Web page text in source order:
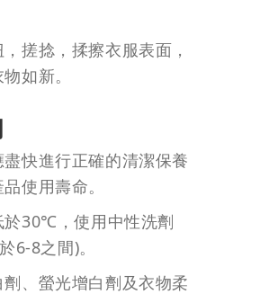
搓捻，揉擦衣服表面，
如新。
快進行正確的清潔保養
使用壽命。
於30℃，使用中性洗劑
6-8之間)。
、螢光增白劑及衣物柔